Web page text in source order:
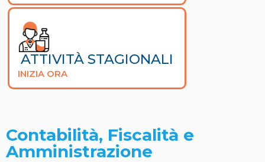
ATTIVITÀ STAGIONALI
INIZIA ORA
Contabilità, Fiscalità e
Amministrazione